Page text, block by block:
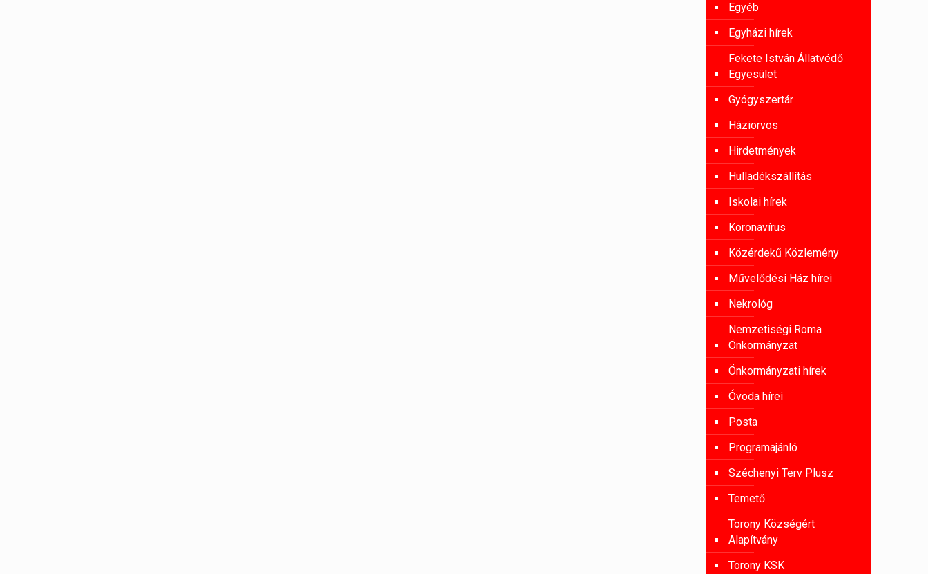
Egyéb
Egyházi hírek
Fekete István Állatvédő
Egyesület
Gyógyszertár
Háziorvos
Hirdetmények
Hulladékszállítás
Iskolai hírek
Koronavírus
Közérdekű Közlemény
Művelődési Ház hírei
Nekrológ
Nemzetiségi Roma
Önkormányzat
Önkormányzati hírek
Óvoda hírei
Posta
Programajánló
Széchenyi Terv Plusz
Temető
Torony Községért
Alapítvány
Torony KSK